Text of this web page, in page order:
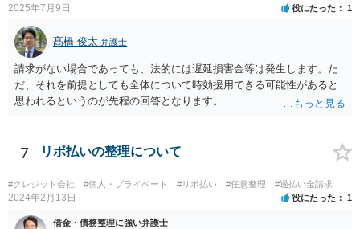
2025年7月9日 役にたった 1
髙橋 俊太 弁護士
請求がない場合であっても、法的には遅延損害金等は発生します。た
だ、それを前提としても全体について時効援用できる可能性があると
思われるというのが先程の回答となります。
7 リボ払いの整理について
#クレジット会社 #個人・プライベート #リボ払い #任意整理 #過払い金請求
2024年2月13日 役にたった 1
借金・債務整理に強い弁護士